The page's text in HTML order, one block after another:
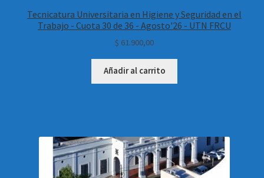
Tecnicatura Universitaria en Higiene y Seguridad en el
Trabajo - Cuota 30 de 36 - Agosto'26 - UTN FRCU
$ 61.900,00
Añadir al carrito